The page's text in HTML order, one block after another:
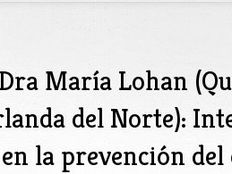
María Lohan
del Norte):
la prevención del